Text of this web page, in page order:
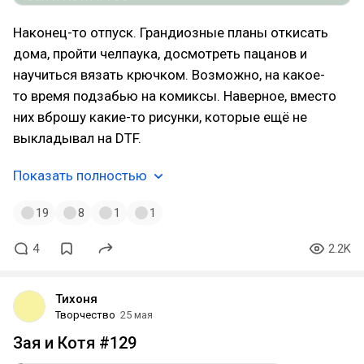
Наконец-то отпуск. Грандиозные планы откисать
дома, пройти челпаука, досмотреть пацанов и
научиться вязать крючком. Возможно, на какое-
то время подзабью на комиксы. Наверное, вместо
них вброшу какие-то рисунки, которые ещё не
выкладывал на DTF.
Показать полностью
19 8 1 1
4 2.2K
Тихоня
Творчество 25 мая
Зая и Котя #129